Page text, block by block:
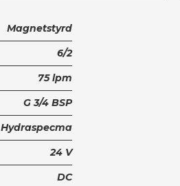
Magnetstyrd
6/2
75 lpm
G 3/4 BSP
Hydraspecma
24 V
DC